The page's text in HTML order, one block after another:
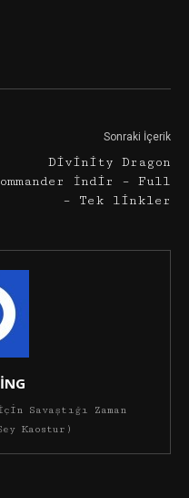
Sonraki İçerik
Divinity Dragon
İndir – Full
– Tek linkler
Savaştığı Zaman
Kaostur)